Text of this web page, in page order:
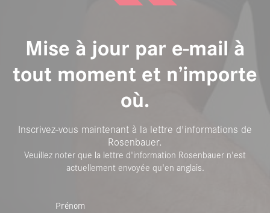
Mise à jour par e-mail à
tout moment et n’importe
où.
Inscrivez-vous maintenant à la lettre d'informations de
Rosenbauer.
Veuillez noter que la lettre d'information Rosenbauer n'est
actuellement envoyée qu'en anglais.
Prénom